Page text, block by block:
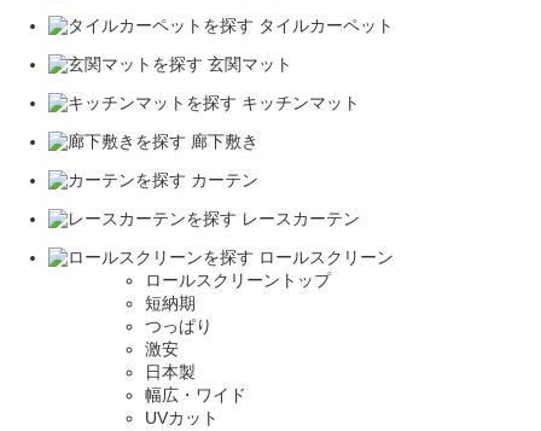
タイルカーペット
玄関マット
キッチンマット
廊下敷き
カーテン
レースカーテン
ロールスクリーン
ロールスクリーントップ
短納期
つっぱり
激安
日本製
幅広・ワイド
UVカット